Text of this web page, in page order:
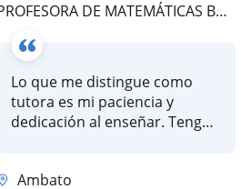
PROFESORA DE MATEMÁTICAS BÁSICAS Y AVANZADAS
Lo que me distingue como
tutora es mi paciencia y
dedicación al enseñar. Tengo
Ambato